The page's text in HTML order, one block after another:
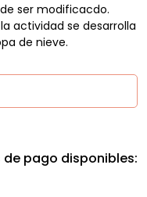
ser modificacdo.
actividad se desarrolla
de nieve.
pago disponibles: